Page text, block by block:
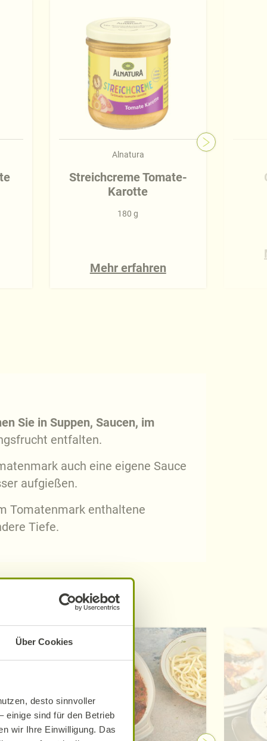
Über Cookies
desto sinnvoller
einige sind für den Betrieb
wir Ihre Einwilligung. Das
Alnatura
Streichcreme Tomate-
Karotte
180 g
Mehr erfahren
Sie in Suppen, Saucen, im
entfalten.
auch eine eigene Sauce
aufgießen.
Tomatenmark enthaltene
Tiefe.